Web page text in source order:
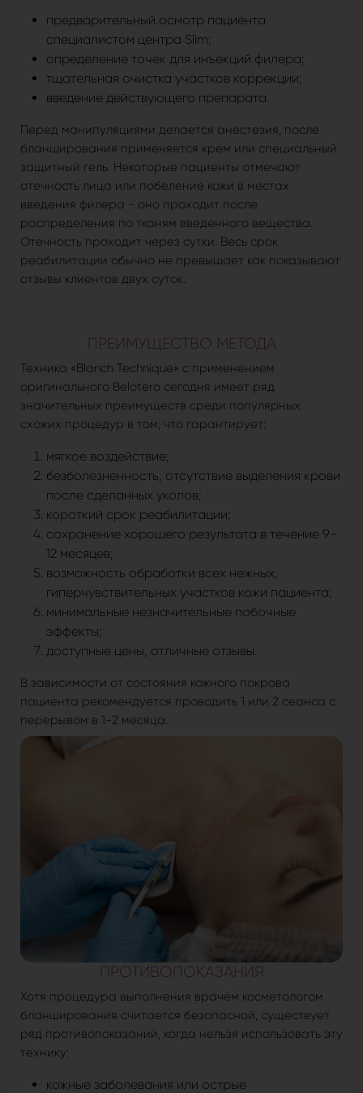
предварительный осмотр пациента
специалистом центра Slim;
определение точек для инъекций филера;
тщательная очистка участков коррекции;
введение действующего препарата.
Перед манипуляциями делается анестезия, после
бланширования применяется крем или специальный
защитный гель. Некоторые пациенты отмечают
отечность лица или побеление кожи в местах
введения филера - оно проходит после
распределения по тканям введенного вещества.
Отечность проходит через сутки. Весь срок
реабилитации обычно не превышает как показывают
отзывы клиентов двух суток.
ПРЕИМУЩЕСТВО МЕТОДА
Техника «Blanch Technique» с применением
оригинального Belotero сегодня имеет ряд
значительных преимуществ среди популярных
схожих процедур в том, что гарантирует:
мягкое воздействие;
безболезненность, отсутствие выделения крови
после сделанных уколов;
короткий срок реабилитации;
сохранение хорошего результата в течение 9-
12 месяцев;
возможность обработки всех нежных,
гиперчувствительных участков кожи пациента;
минимальные незначительные побочные
эффекты;
доступные цены, отличные отзывы.
В зависимости от состояния кожного покрова
пациента рекомендуется проводить 1 или 2 сеанса с
перерывом в 1-2 месяца.
ПРОТИВОПОКАЗАНИЯ
Хотя процедура выполнения врачём косметологом
бланширования считается безопасной, существует
ряд противопоказаний, когда нельзя использовать эту
технику:
кожные заболевания или острые